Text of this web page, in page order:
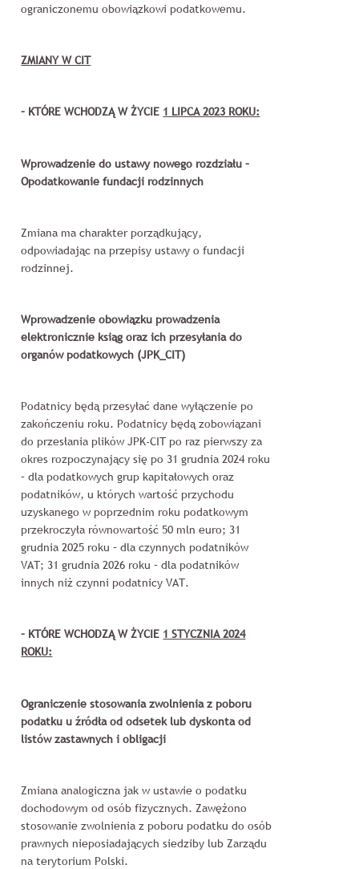
ograniczonemu obowiązkowi podatkowemu.
ZMIANY W CIT
– KTÓRE WCHODZĄ W ŻYCIE 1 LIPCA 2023 ROKU:
Wprowadzenie do ustawy nowego rozdziału –
Opodatkowanie fundacji rodzinnych
Zmiana ma charakter porządkujący,
odpowiadając na przepisy ustawy o fundacji
rodzinnej.
Wprowadzenie obowiązku prowadzenia
elektronicznie ksiąg oraz ich przesyłania do
organów podatkowych (JPK_CIT)
Podatnicy będą przesyłać dane wyłączenie po
zakończeniu roku. Podatnicy będą zobowiązani
do przesłania plików JPK-CIT po raz pierwszy za
okres rozpoczynający się po 31 grudnia 2024 roku
– dla podatkowych grup kapitałowych oraz
podatników, u których wartość przychodu
uzyskanego w poprzednim roku podatkowym
przekroczyła równowartość 50 mln euro; 31
grudnia 2025 roku – dla czynnych podatników
VAT; 31 grudnia 2026 roku – dla podatników
innych niż czynni podatnicy VAT.
– KTÓRE WCHODZĄ W ŻYCIE 1 STYCZNIA 2024
ROKU:
Ograniczenie stosowania zwolnienia z poboru
podatku u źródła od odsetek lub dyskonta od
listów zastawnych i obligacji
Zmiana analogiczna jak w ustawie o podatku
dochodowym od osób fizycznych. Zawężono
stosowanie zwolnienia z poboru podatku do osób
prawnych nieposiadających siedziby lub Zarządu
na terytorium Polski.